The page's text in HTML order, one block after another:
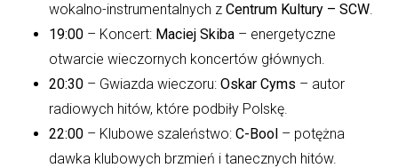
wokalno-instrumentalnych z Centrum Kultury – SCW.
19:00 – Koncert: Maciej Skiba – energetyczne
otwarcie wieczornych koncertów głównych.
20:30 – Gwiazda wieczoru: Oskar Cyms – autor
radiowych hitów, które podbiły Polskę.
22:00 – Klubowe szaleństwo: C-Bool – potężna
dawka klubowych brzmień i tanecznych hitów.